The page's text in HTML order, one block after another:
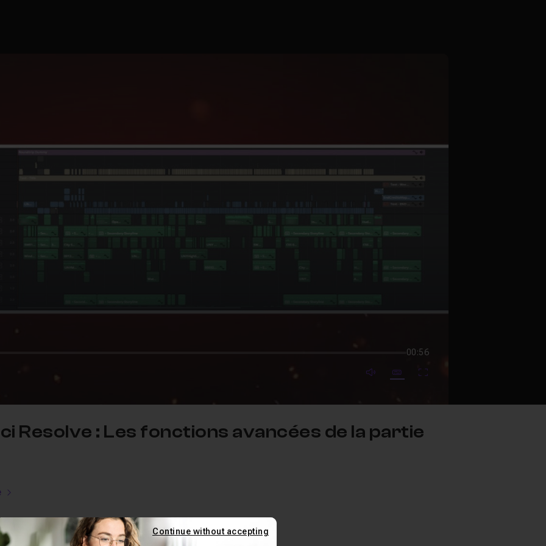
00:56
mute video
SubtitlesFullscreen
Resolve : Les fonctions avancées de la partie